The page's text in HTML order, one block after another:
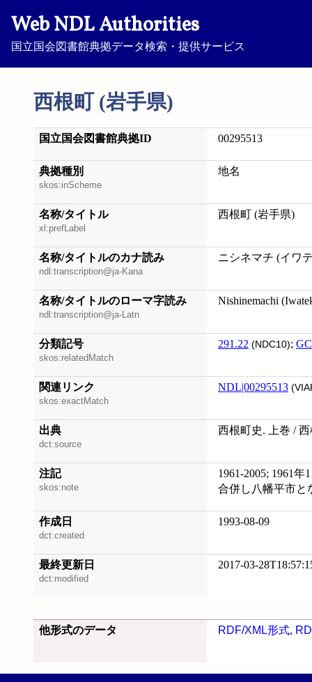
Web NDL Authorities
国立国会図書館典拠データ検索・提供サービス
西根町 (岩手県)
国立国会図書館典拠ID 00295513
典拠種別
skos:inScheme
地名
名称/タイトル
xl:prefLabel
西根町 (岩手県)
名称/タイトルのカナ読み
ndl:transcription@ja-Kana
ニシネマチ (イワ
名称/タイトルのローマ字読み
ndl:transcription@ja-Latn
Nishinemachi
分類記号
skos:relatedMatch
291.22 (NDC10);
関連リンク
skos:exactMatch
NDL|00295513
出典
dct:source
西根町史. 上巻 /
注記
skos:note
1961-2005; 1961
合併し八幡平市と
作成日
dct:created
1993-08-09
最終更新日
dct:modified
2017-03-
他形式のデータ RDF/XML形式,